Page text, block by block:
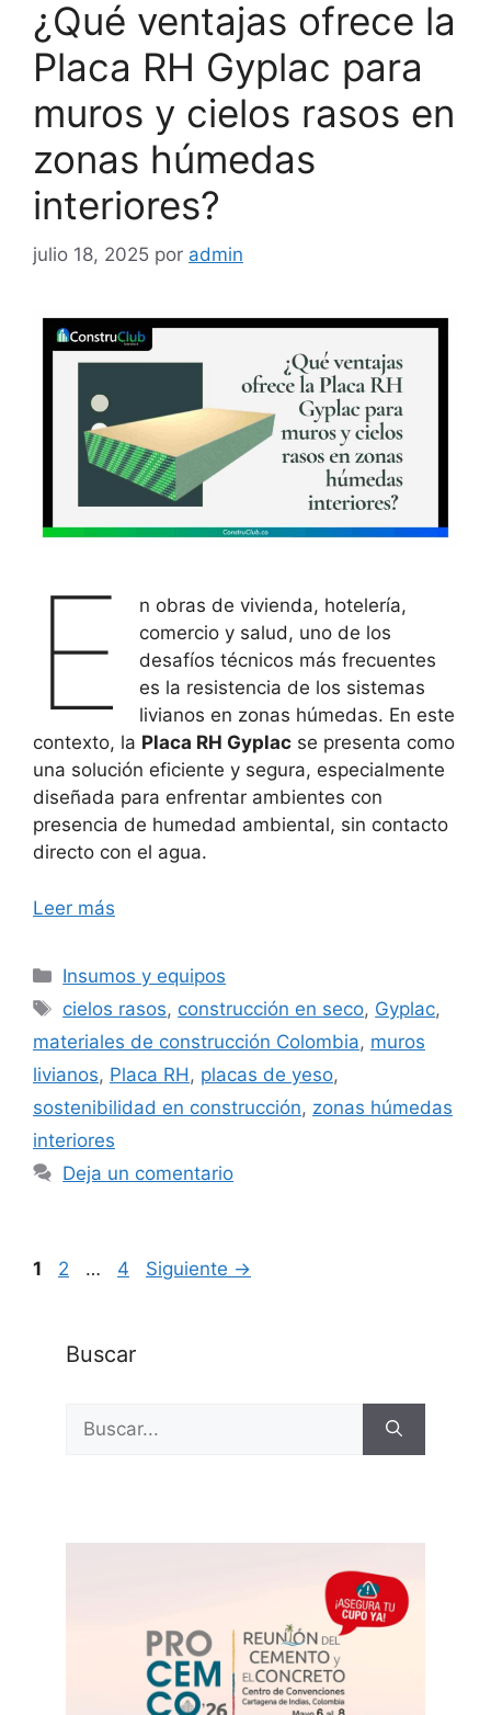
¿Qué ventajas ofrece la
Placa RH Gyplac para
muros y cielos rasos en
zonas húmedas
interiores?
julio 18, 2025 por admin
E
n obras de vivienda, hotelería,
comercio y salud, uno de los
desafíos técnicos más frecuentes
es la resistencia de los sistemas
livianos en zonas húmedas. En este
contexto, la Placa RH Gyplac se presenta como
una solución eficiente y segura, especialmente
diseñada para enfrentar ambientes con
presencia de humedad ambiental, sin contacto
directo con el agua.
Leer más
Categorías
Insumos y equipos
Etiquetas
cielos rasos, construcción en seco, Gyplac,
materiales de construcción Colombia, muros
livianos, Placa RH , placas de yeso,
sostenibilidad en construcción, zonas húmedas
interiores
Deja un comentario
Página
1 Página
2 … Página
4 Siguiente →
Buscar